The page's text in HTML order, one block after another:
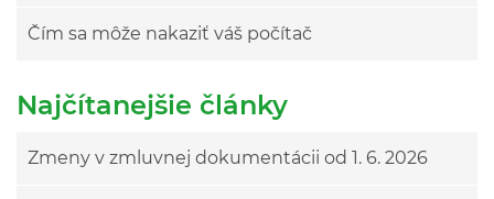
Čím sa môže nakaziť váš počítač
Najčítanejšie články
Zmeny v zmluvnej dokumentácii od 1. 6. 2026